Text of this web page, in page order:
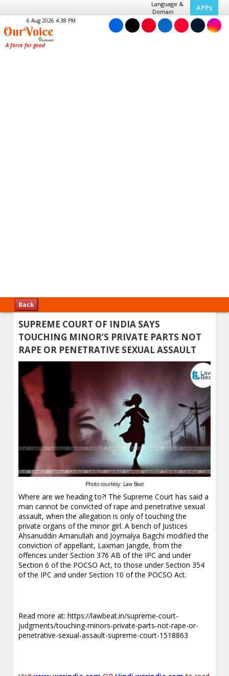
Language &
Domain
APPs
6 Aug 2026 4:38 PM
Back
SUPREME COURT OF INDIA SAYS
TOUCHING MINOR’S PRIVATE PARTS NOT
RAPE OR PENETRATIVE SEXUAL ASSAULT
Photo courtesy: Law Beat
Where are we heading to?! The Supreme Court has said a
man cannot be convicted of rape and penetrative sexual
assault, when the allegation is only of touching the
private organs of the minor girl. A bench of Justices
Ahsanuddin Amanullah and Joymalya Bagchi modified the
conviction of appellant, Laxman Jangde, from the
offences under Section 376 AB of the IPC and under
Section 6 of the POCSO Act, to those under Section 354
of the IPC and under Section 10 of the POCSO Act.
Read more at:https://lawbeat.in/supreme-court-
judgments/touching-minors-private-parts-not-rape-or-
penetrative-sexual-assault-supreme-court-1518863